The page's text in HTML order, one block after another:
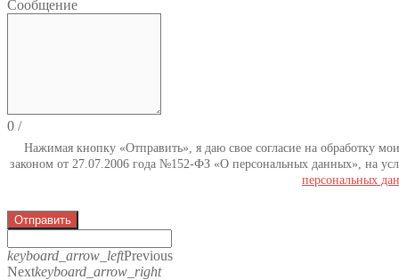
Сообщение
0 /
Нажимая кнопку «Отправить», я даю свое согласие на обработку
законом от 27.07.2006 года №152-ФЗ «О персональных данных», на
персональных
Отправить
keyboard_arrow_leftPrevious
Nextkeyboard_arrow_right